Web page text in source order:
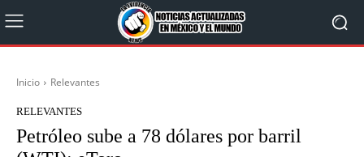
Inicio Relevantes
RELEVANTES
Petróleo sube a 78 dólares por barril